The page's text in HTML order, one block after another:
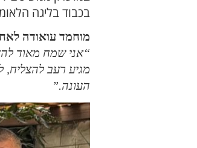
בכבוד בליגה
מוחמד עואודה
“אני שמח מאוד
מגיע רעב
העונה.”